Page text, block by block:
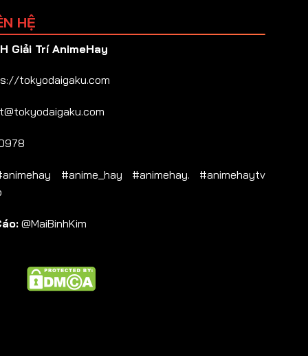
HỆ
Giải Trí AnimeHay
tokyodaigaku.com
#anime_hay #animehay. #animehaytv
@MaiBinhKim